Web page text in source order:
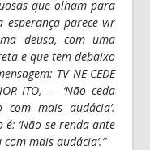
que olham para
esperança parece vir
deusa, com uma
e que tem debaixo
TV NE CEDE
ITO, — ‘Não ceda
com mais audácia’.
é: ‘Não se renda ante
mais audácia’.”